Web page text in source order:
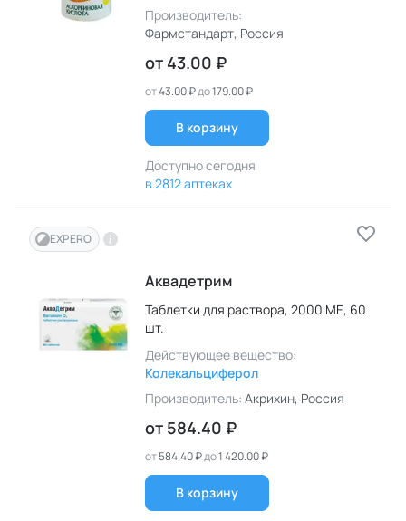
Производитель:
Фармстандарт, Россия
от 43.00 ₽
от43.00 ₽до179.00 ₽
В корзину
Доступно сегодня
в 2812 аптеках
EXPERO
Аквадетрим
Таблетки для раствора, 2000 МЕ, 60
шт.
Действующее вещество:
Колекальциферол
Производитель: Акрихин, Россия
от 584.40 ₽
от584.40 ₽до1 420.00 ₽
В корзину